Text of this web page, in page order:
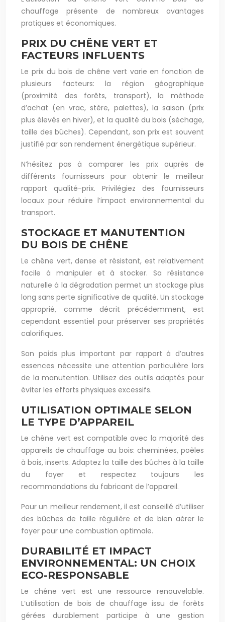
chauffage présente de nombreux avantages
pratiques et économiques.
PRIX DU CHÊNE VERT ET
FACTEURS INFLUENTS
Le prix du bois de chêne vert varie en fonction de
plusieurs facteurs: la région géographique
(proximité des forêts, transport), la méthode
d’achat (en vrac, stère, palettes), la saison (prix
plus élevés en hiver), et la qualité du bois (séchage,
taille des bûches). Cependant, son prix est souvent
justifié par son rendement énergétique supérieur.
N’hésitez pas à comparer les prix auprès de
différents fournisseurs pour obtenir le meilleur
rapport qualité-prix. Privilégiez des fournisseurs
locaux pour réduire l’impact environnemental du
transport.
STOCKAGE ET MANUTENTION
DU BOIS DE CHÊNE
Le chêne vert, dense et résistant, est relativement
facile à manipuler et à stocker. Sa résistance
naturelle à la dégradation permet un stockage plus
long sans perte significative de qualité. Un stockage
approprié, comme décrit précédemment, est
cependant essentiel pour préserver ses propriétés
calorifiques.
Son poids plus important par rapport à d’autres
essences nécessite une attention particulière lors
de la manutention. Utilisez des outils adaptés pour
éviter les efforts physiques excessifs.
UTILISATION OPTIMALE SELON
LE TYPE D’APPAREIL
Le chêne vert est compatible avec la majorité des
appareils de chauffage au bois: cheminées, poêles
à bois, inserts. Adaptez la taille des bûches à la taille
du foyer et respectez toujours les
recommandations du fabricant de l’appareil.
Pour un meilleur rendement, il est conseillé d’utiliser
des bûches de taille régulière et de bien aérer le
foyer pour une combustion optimale.
DURABILITÉ ET IMPACT
ENVIRONNEMENTAL: UN CHOIX
ECO-RESPONSABLE
Le chêne vert est une ressource renouvelable.
L’utilisation de bois de chauffage issu de forêts
gérées durablement participe à une gestion